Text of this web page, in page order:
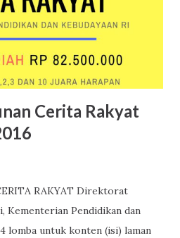
Nomor Induk Siswa Nasional
acak kepada setiap siswa di
Cerita Rakyat
RAKYAT Direktorat
Kementerian Pendidikan dan
lomba untuk konten (isi) laman